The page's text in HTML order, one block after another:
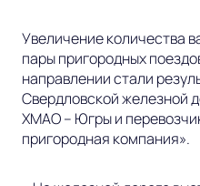
Увеличение количества
пары пригородных
направлении стали
Свердловской железной
ХМАО – Югры и
пригородная компания».